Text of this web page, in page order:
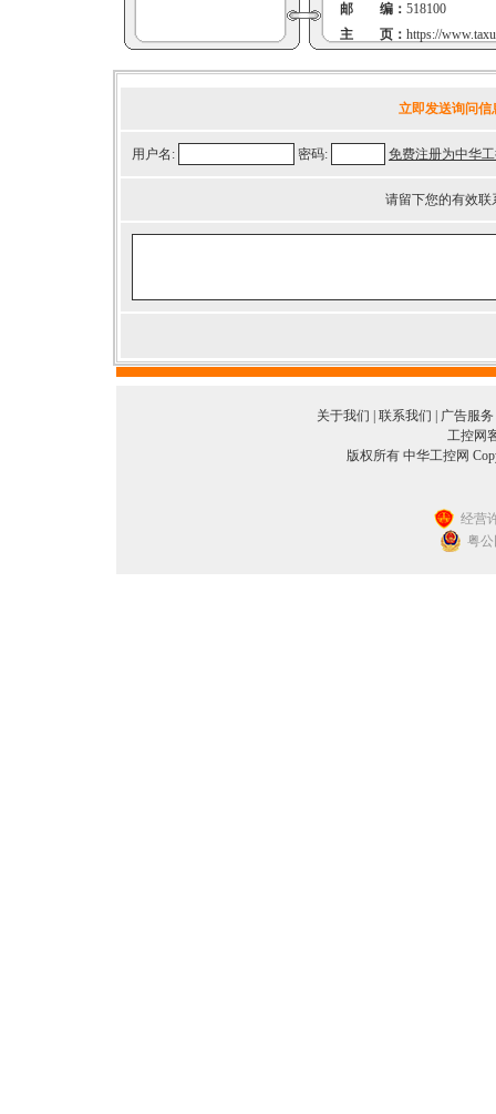
邮 编： 518100
主 页： https://
立即发送询问信
用户名: 密码: 免费注册为中华
请留下您的有效
关于我们 联系我们 广告服务
工控网
版权所有 中华工控网
经营
粤公